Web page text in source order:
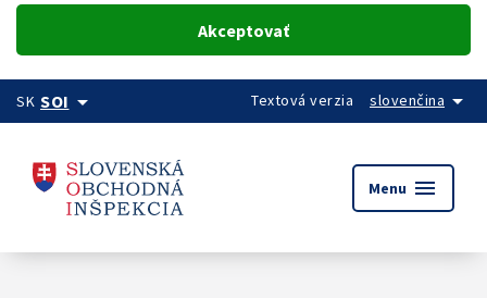
Akceptovať
SK SOIarrow_drop_down Textová verzia slovenčina arrow_drop_down
Menu menu